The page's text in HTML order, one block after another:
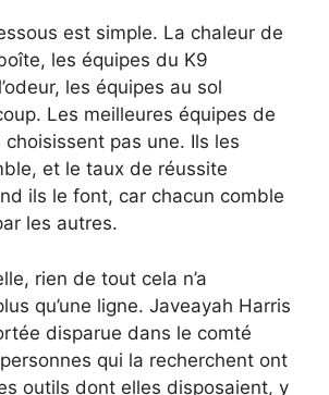
est simple. La chaleur de
les équipes du K9
les équipes au sol
Les meilleures équipes de
choisissent pas une. Ils les
et le taux de réussite
ils le font, car chacun comble
les autres.
rien de tout cela n’a
qu’une ligne. Javeayah Harris
disparue dans le comté
personnes qui la recherchent ont
outils dont elles disposaient, y